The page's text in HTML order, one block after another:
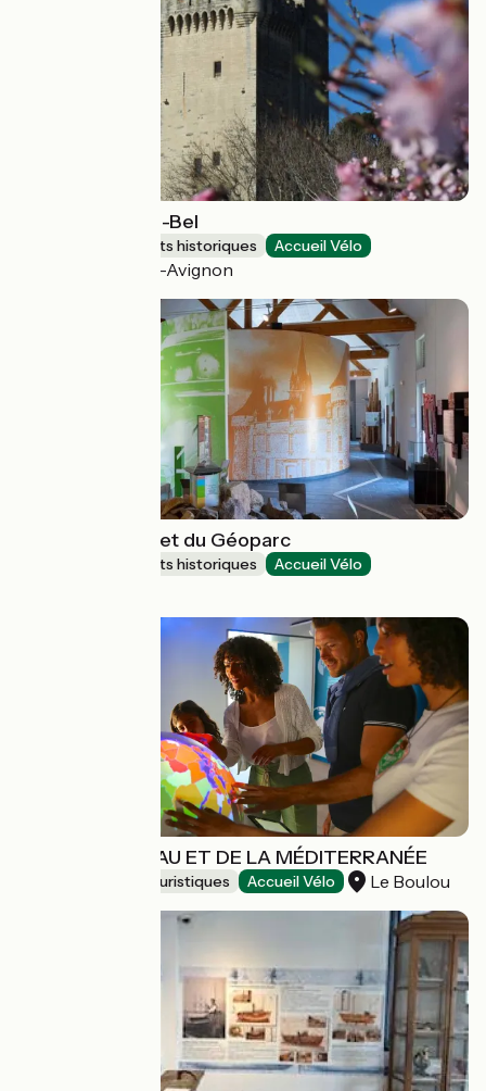
Tour Philippe-le-Bel
Sites et monuments historiques Accueil Vélo
Villeneuve-lès-Avignon
Maison du Parc et du Géoparc
Sites et monuments historiques Accueil Vélo
MAISON DE L'EAU ET DE LA MÉDITERRANÉE
Musées et sites touristiques Accueil Vélo Le Boulou